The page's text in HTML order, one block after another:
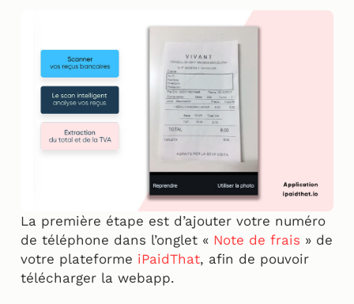
La première étape est d’ajouter votre numéro
de téléphone dans l’onglet « Note de frais » de
votre plateforme iPaidThat, afin de pouvoir
télécharger la webapp.